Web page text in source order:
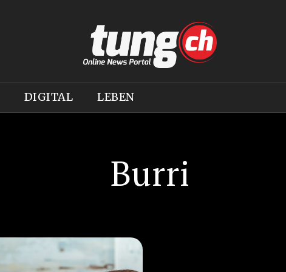
DIGITAL LEBEN
Burri